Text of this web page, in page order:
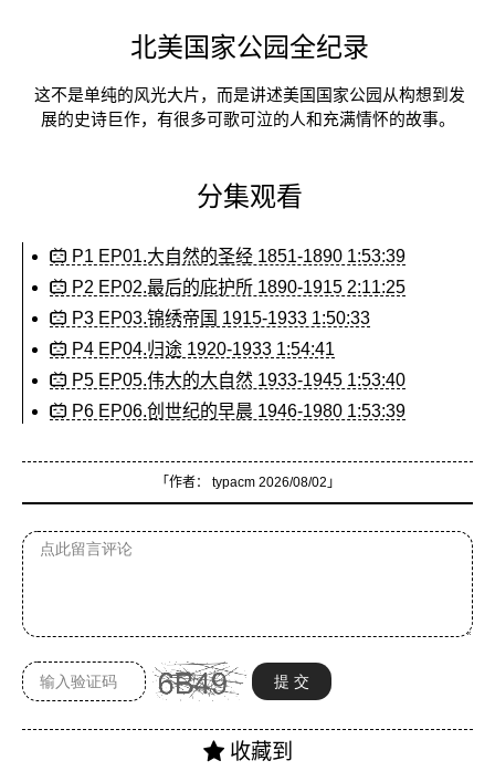
北美国家公园全纪录
这不是单纯的风光大片，而是讲述美国国家公园从构想到发
展的史诗巨作，有很多可歌可泣的人和充满情怀的故事。
分集观看
P1 EP01.大自然的圣经 1851-1890 1:53:39
P2 EP02.最后的庇护所 1890-1915 2:11:25
P3 EP03.锦绣帝国 1915-1933 1:50:33
P4 EP04.归途 1920-1933 1:54:41
P5 EP05.伟大的大自然 1933-1945 1:53:40
P6 EP06.创世纪的早晨 1946-1980 1:53:39
「作者： typacm2026/08/02」